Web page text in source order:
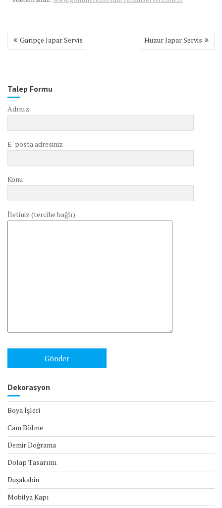
Yazı
gezinmesi
Garipçe Japar Servis Huzur Japar Servis
Talep Formu
Adınız
E-posta adresiniz
Konu
İletiniz (tercihe bağlı)
Dekorasyon
Boya İşleri
Cam Bölme
Demir Doğrama
Dolap Tasarımı
Duşakabin
Mobilya Kapı